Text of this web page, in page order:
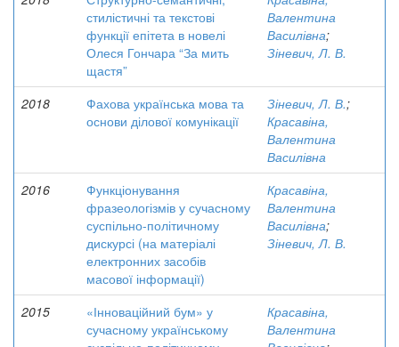
стилістичні та текстові
функції епітета в новелі
Олеся Гончара “За мить
щастя”
Валентина
Василівна;
Зіневич, Л. В.
2018
Фахова українська мова та
основи ділової комунікації
Зіневич, Л. В.;
Красавіна,
Валентина
Василівна
2016
Функціонування
фразеологізмів у сучасному
суспільно-політичному
дискурсі (на матеріалі
електронних засобів
масової інформації)
Красавіна,
Валентина
Василівна;
Зіневич, Л. В.
2015
«Інноваційний бум» у
сучасному українському
Красавіна,
Валентина